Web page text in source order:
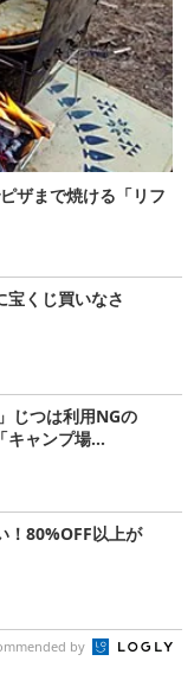
ザまで焼ける「リフ
宝くじ買いなさ
じつは利用NGの
キャンプ場...
！80%OFF以上が
by